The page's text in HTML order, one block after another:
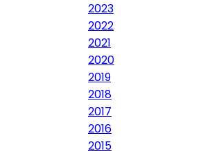
2023
2022
2021
2020
2019
2018
2017
2016
2015